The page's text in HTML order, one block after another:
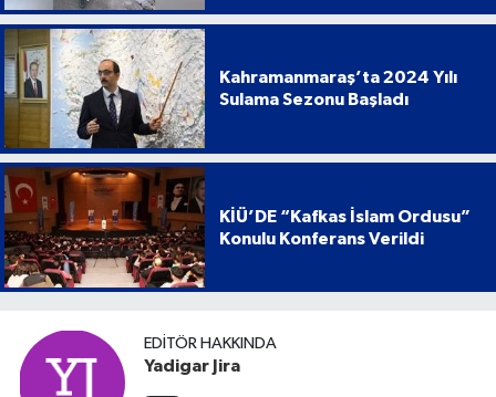
Kahramanmaraş’ta 2024 Yılı
Sulama Sezonu Başladı
KİÜ’DE “Kafkas İslam Ordusu”
Konulu Konferans Verildi
EDITÖR HAKKINDA
Yadigar Jira